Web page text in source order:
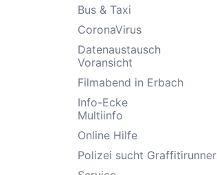
Bus & Taxi
CoronaVirus
Datenaustausch
Voransicht
Filmabend in Erbach
Info-Ecke
Multiinfo
Online Hilfe
Polizei sucht Graffitirunner